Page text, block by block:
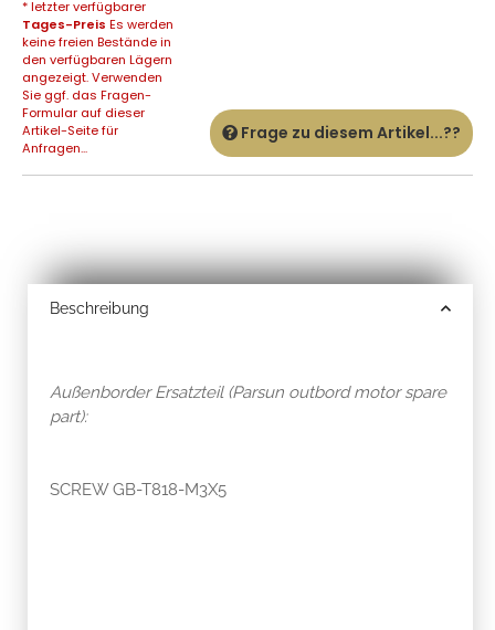
* letzter verfügbarer
Tages-Preis Es werden
keine freien Bestände in
den verfügbaren Lägern
angezeigt. Verwenden
Sie ggf. das Fragen-
Formular auf dieser
Artikel-Seite für
Anfragen...
Frage zu diesem Artikel...??
Beschreibung
Außenborder Ersatzteil (Parsun outbord motor spare
part):
SCREW GB-T818-M3X5